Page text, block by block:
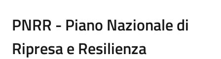
PNRR - Piano Nazionale di
Ripresa e Resilienza